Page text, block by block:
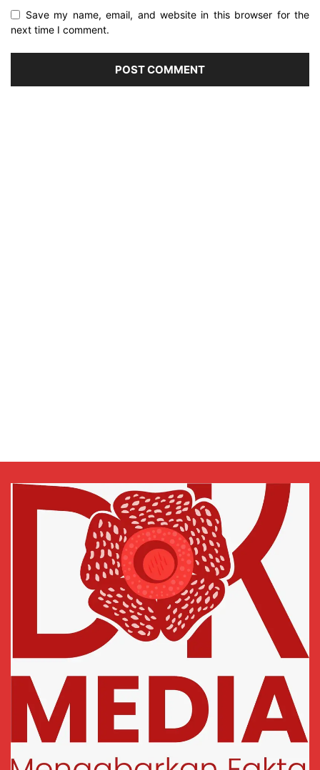
Save my name, email, and website in this browser for the
next time I comment.